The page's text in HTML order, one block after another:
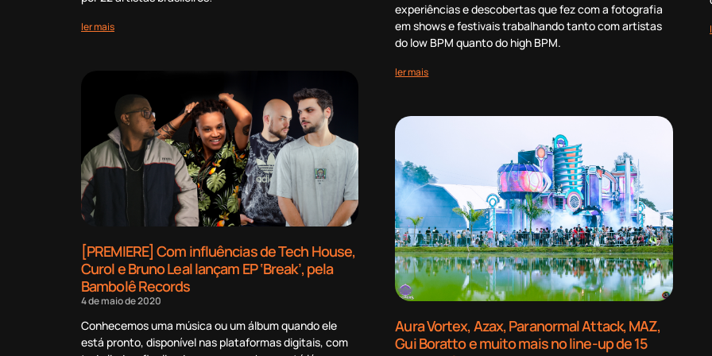
ler mais
experiências e descobertas que fez com a fotografia
em shows e festivais trabalhando tanto com artistas
do low BPM quanto do high BPM.
ler mais
[PREMIERE] Com influências de Tech House,
Curol e Bruno Leal lançam EP ‘Break’, pela
Bambolê Records
4 de maio de 2020
Conhecemos uma música ou um álbum quando ele
está pronto, disponível nas plataformas digitais, com
Aura Vortex, Azax, Paranormal Attack, MAZ,
Gui Boratto e muito mais no line-up de 15